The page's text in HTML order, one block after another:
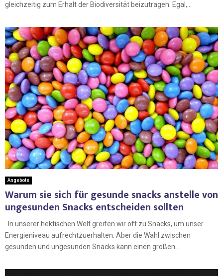
gleichzeitig zum Erhalt der Biodiversität beizutragen. Egal,...
Angebote
Warum sie sich für gesunde snacks anstelle von
ungesunden Snacks entscheiden sollten
In unserer hektischen Welt greifen wir oft zu Snacks, um unser
Energieniveau aufrechtzuerhalten. Aber die Wahl zwischen
gesunden und ungesunden Snacks kann einen großen...